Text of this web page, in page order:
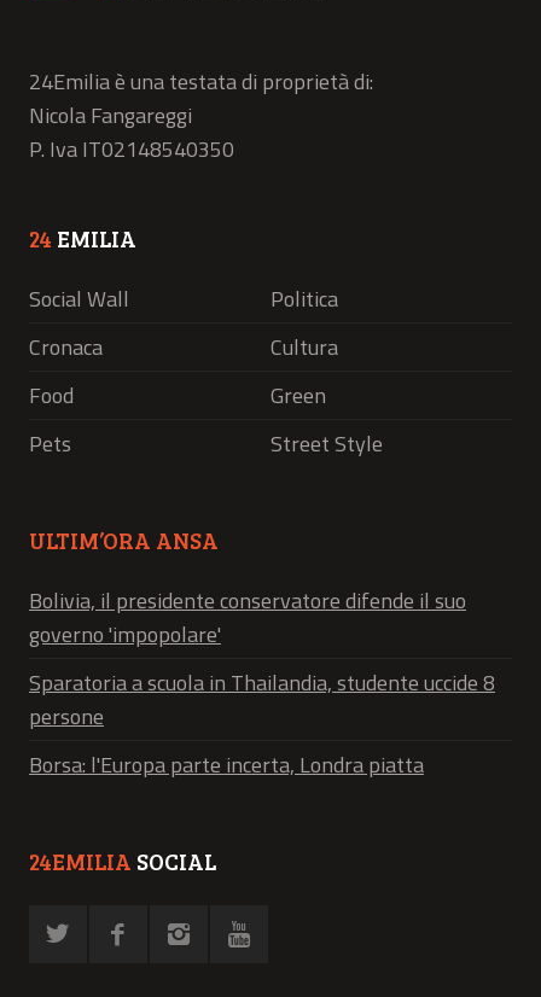
24Emilia è una testata di proprietà di:
Nicola Fangareggi
P. Iva IT02148540350
24 EMILIA
Social Wall
Politica
Cronaca
Cultura
Food
Green
Pets
Street Style
ULTIM’ORA ANSA
Bolivia, il presidente conservatore difende il suo
governo 'impopolare'
Sparatoria a scuola in Thailandia, studente uccide 8
persone
Borsa: l'Europa parte incerta, Londra piatta
24EMILIA SOCIAL